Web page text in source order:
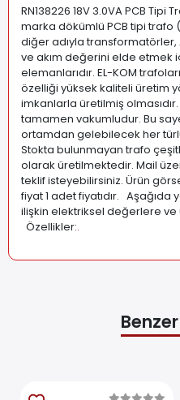
RN138226 18V 3.0VA PCB
marka dökümlü PCB tipi
diğer adıyla
ve akım değerini elde etmek
elemanlarıdır. EL-KOM
özelliği yüksek kaliteli üretim
imkanlarla üretilmiş olmasıdır.
tamamen vakumludur. Bu
ortamdan gelebilecek her
Stokta bulunmayan trafo
olarak üretilmektedir. Mail
teklif isteyebilirsiniz. Ürün
fiyat 1 adet fiyatıdır.
ilişkin elektriksel değerlere ve
Özellikler:.